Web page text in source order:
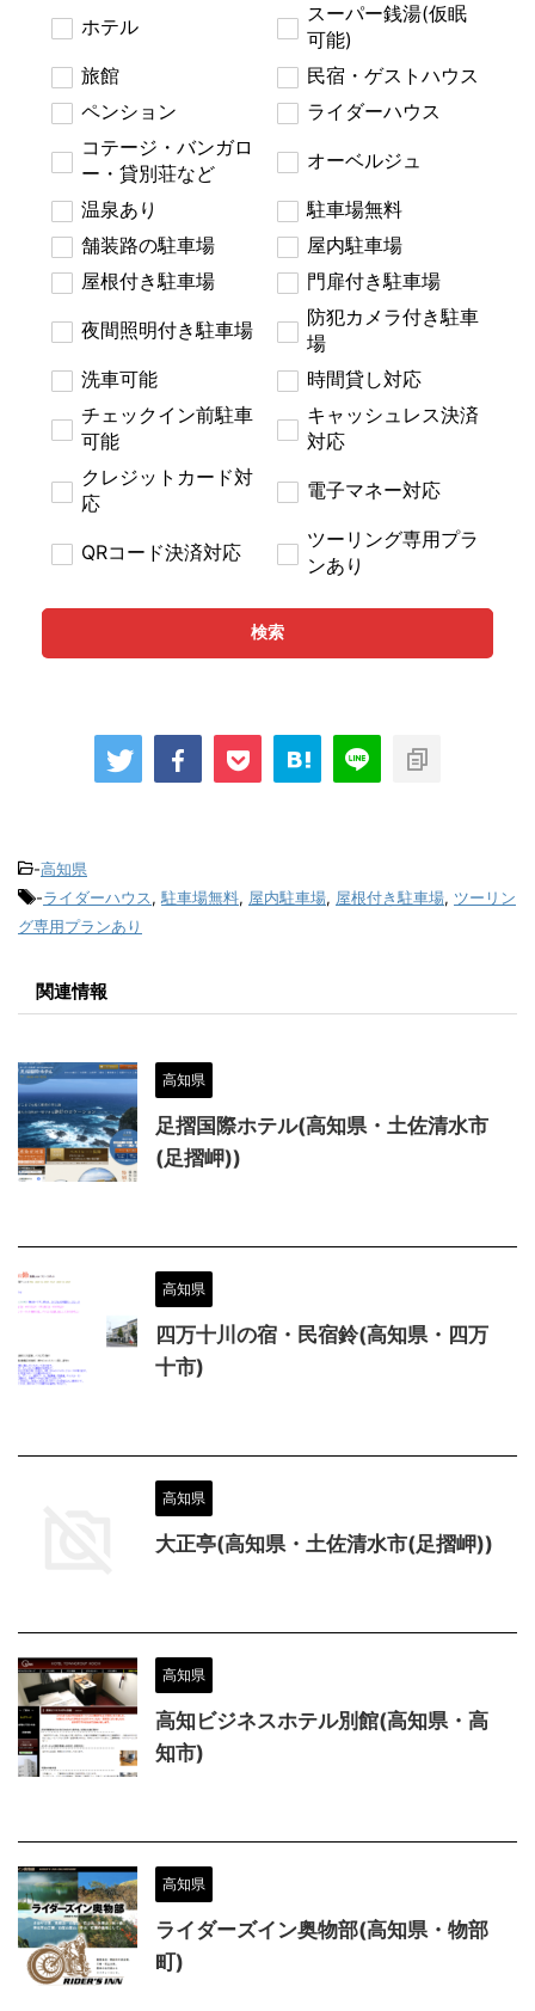
ホテル
スーパー銭湯(仮眠
可能)
旅館
民宿・ゲストハウス
ペンション
ライダーハウス
コテージ・バンガロ
ー・貸別荘など
オーベルジュ
温泉あり
駐車場無料
舗装路の駐車場
屋内駐車場
屋根付き駐車場
門扉付き駐車場
夜間照明付き駐車場
防犯カメラ付き駐車
場
洗車可能
時間貸し対応
チェックイン前駐車
可能
キャッシュレス決済
対応
クレジットカード対
応
電子マネー対応
QRコード決済対応
ツーリング専用プラ
ンあり
検索
-高知県
-ライダーハウス, 駐車場無料, 屋内駐車場, 屋根付き駐車場, ツーリン
グ専用プランあり
関連情報
高知県
足摺国際ホテル(高知県・土佐清水市
(足摺岬))
高知県
四万十川の宿・民宿鈴(高知県・四万
十市)
高知県
大正亭(高知県・土佐清水市(足摺岬))
高知県
高知ビジネスホテル別館(高知県・高
知市)
高知県
ライダーズイン奥物部(高知県・物部
町)